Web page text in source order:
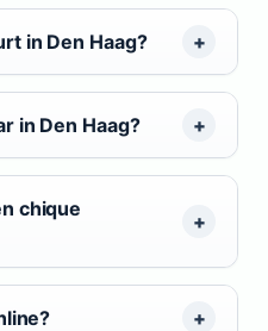
in Den Haag?
in Den Haag?
chique